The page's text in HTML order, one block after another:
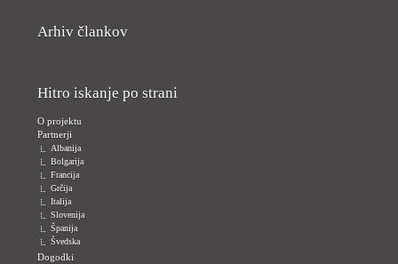
Arhiv člankov
Hitro iskanje po strani
O projektu
Partnerji
Albanija
Bolgarija
Francija
Grčija
Italija
Slovenija
Španija
Švedska
Dogodki